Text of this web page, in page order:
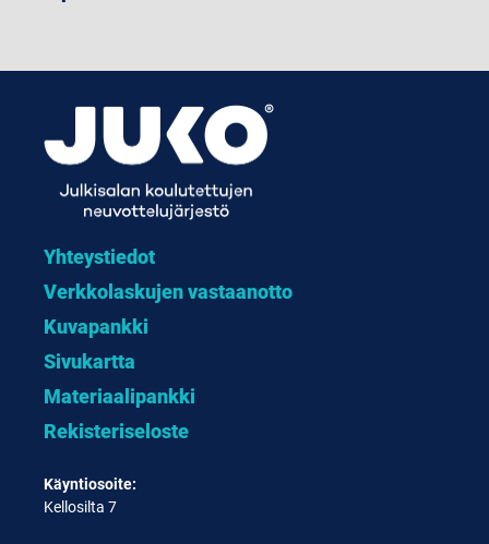
Yhteystiedot
Verkkolaskujen vastaanotto
Kuvapankki
Sivukartta
Materiaalipankki
Rekisteriseloste
Käyntiosoite:
Kellosilta 7